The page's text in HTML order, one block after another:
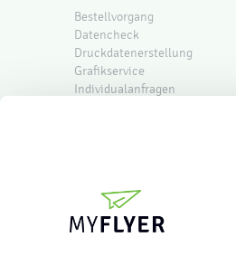
Bestellvorgang
Datencheck
Druckdatenerstellung
Grafikservice
Individualanfragen